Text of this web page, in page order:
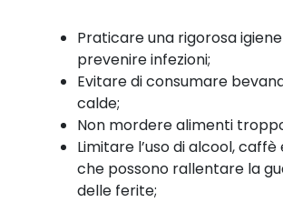
Praticare una rigorosa
prevenire infezioni;
Evitare di consumare
calde;
Non mordere alimenti
Limitare l’uso di alcool,
che possono rallentare la
delle ferite;